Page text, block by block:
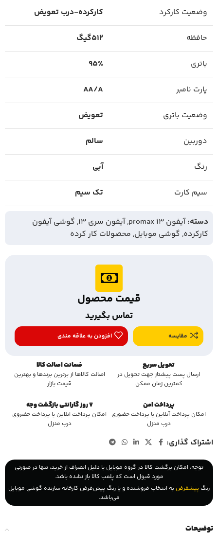
وضعیت کارکرد کارکرده-درب تعویض
حافظه 512گیگ
باتری 95%
پارت نامبر AA/A
وضعیت باتری تعویض
دوربین سالم
رنگ آبی
سیم کارت تک سیم
دسته: آیفون 13 promax , آیفون سری 13 , گوشی آیفون
کارکرده, گوشی موبایل, محصولات کار کرده
قیمت محصول
تماس بگیرید
مقایسه افزودن به علاقه مندی
تحویل سریع
ارسال پست پیشتاز جهت تحویل در
کمترین زمان ممکن
ضمانت اصالت کالا
اصالت کالاها از برترین برندها و بهترین
قیمت بازار
پرداخت امن
امکان پرداخت آنلاین یا پرداخت حضوری
درب منزل
7 روز گارانتی بازگشت وجه
امکان پرداخت انلاین یا پرداخت حضروی
درب منزل
اشتراک گذاری:
توجه: امکان برگشت کالا در گروه موبایل با دلیل انصراف از خرید، تنها در صورتی
مورد قبول است که پلمب کالا باز نشده باشد.
رنگ پیشفرض به انتخاب فروشنده و یا رنگ پیش‌فرض کارخانه سازنده گوشی موبایل
می‌باشد.
توضیحات